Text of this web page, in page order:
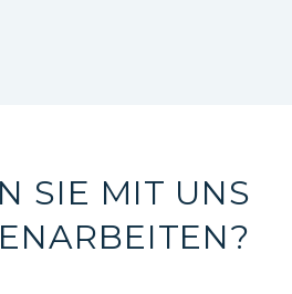
SIE MIT UNS